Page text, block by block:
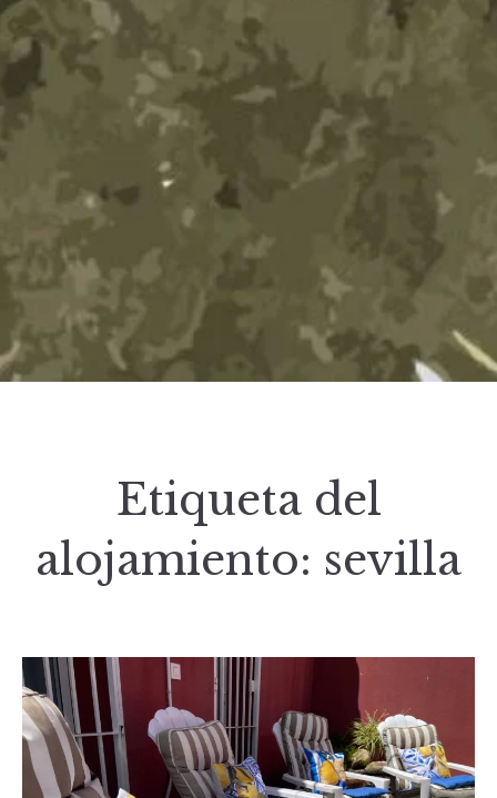
Etiqueta del
alojamiento: sevilla